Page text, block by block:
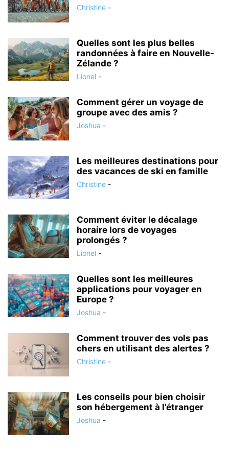
Christine -
Quelles sont les plus belles
randonnées à faire en Nouvelle-
Zélande ?
Lionel -
Comment gérer un voyage de
groupe avec des amis ?
Joshua -
Les meilleures destinations pour
des vacances de ski en famille
Christine -
Comment éviter le décalage
horaire lors de voyages
prolongés ?
Lionel -
Quelles sont les meilleures
applications pour voyager en
Europe ?
Joshua -
Comment trouver des vols pas
chers en utilisant des alertes ?
Christine -
Les conseils pour bien choisir
son hébergement à l’étranger
Joshua -